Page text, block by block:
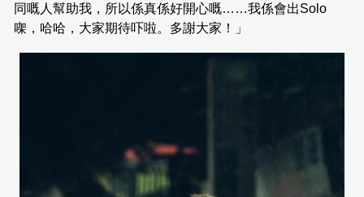
同嘅人幫助我，所以係真係好開心嘅……我係會出Solo
㗎，哈哈，大家期待吓啦。多謝大家！」